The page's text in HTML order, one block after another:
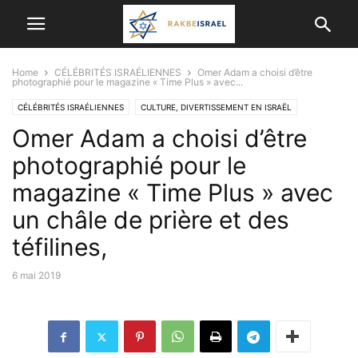
Home CÉLÉBRITÉS ISRAÉLIENNES
Omer Adam a choisi d’être
photographié pour le magazine « Time Plus » avec...
CÉLÉBRITÉS ISRAÉLIENNES CULTURE, DIVERTISSEMENT EN ISRAËL
JUDAISME/ RELIGION
Omer Adam a choisi d’être
photographié pour le
magazine « Time Plus » avec
un châle de prière et des
téfilines,
6 mai 2019